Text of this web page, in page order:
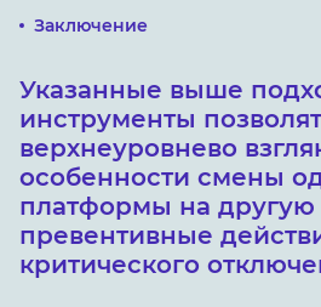
Заключение
Указанные выше
инструменты
верхнеуровнево
особенности смены
платформы на
превентивные
критического